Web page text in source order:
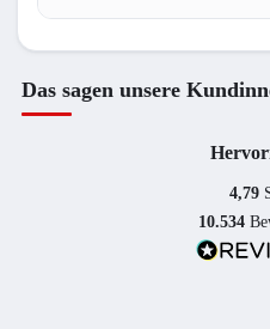
Das sagen unsere
4,79
10.534